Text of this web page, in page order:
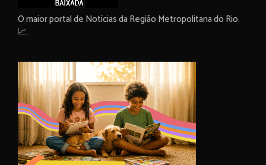
O maior portal de Notícias da Região Metropolitana do Rio.
📈.